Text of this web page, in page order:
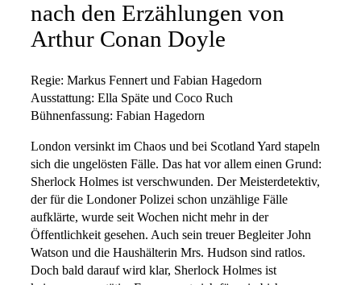
nach den Erzählungen von
Arthur Conan Doyle
Regie: Markus Fennert und Fabian Hagedorn
Ausstattung: Ella Späte und Coco Ruch
Bühnenfassung: Fabian Hagedorn
London versinkt im Chaos und bei Scotland Yard stapeln
sich die ungelösten Fälle. Das hat vor allem einen Grund:
Sherlock Holmes ist verschwunden. Der Meisterdetektiv,
der für die Londoner Polizei schon unzählige Fälle
aufklärte, wurde seit Wochen nicht mehr in der
Öffentlichkeit gesehen. Auch sein treuer Begleiter John
Watson und die Haushälterin Mrs. Hudson sind ratlos.
Doch bald darauf wird klar, Sherlock Holmes ist